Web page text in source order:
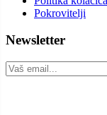
Pokrovitelji
Newsletter